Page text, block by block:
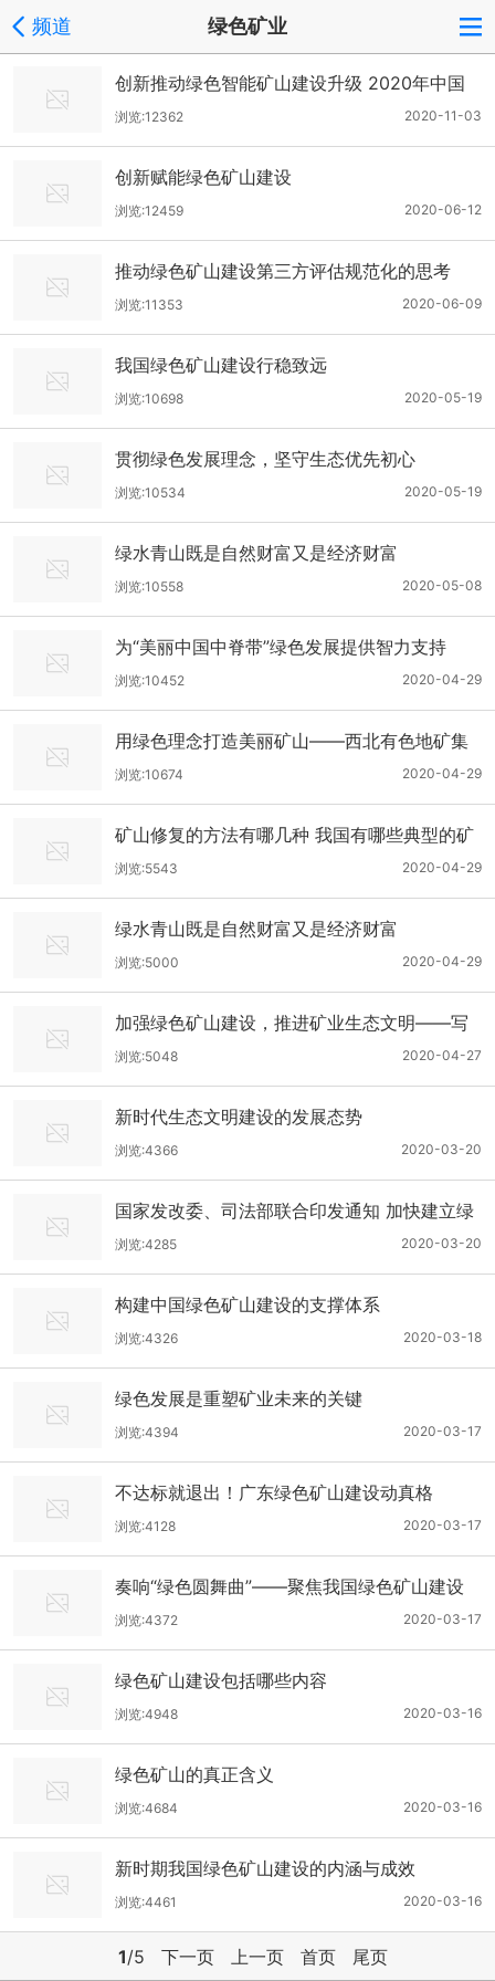
频道 绿色矿业
创新推动绿色智能矿山建设升级 2020年中国
国际一流绿色智能矿山建设高峰论坛12月在济
南召开
2020-11-03
浏览:12362
创新赋能绿色矿山建设
2020-06-12
浏览:12459
推动绿色矿山建设第三方评估规范化的思考
2020-06-09
浏览:11353
我国绿色矿山建设行稳致远
2020-05-19
浏览:10698
贯彻绿色发展理念，坚守生态优先初心
2020-05-19
浏览:10534
绿水青山既是自然财富又是经济财富
2020-05-08
浏览:10558
为“美丽中国中脊带”绿色发展提供智力支持
2020-04-29
浏览:10452
用绿色理念打造美丽矿山——西北有色地矿集
团秦鼎公司绿色矿山建设小记
2020-04-29
浏览:10674
矿山修复的方法有哪几种 我国有哪些典型的矿
山花园
2020-04-29
浏览:5543
绿水青山既是自然财富又是经济财富
2020-04-29
浏览:5000
加强绿色矿山建设，推进矿业生态文明——写
在第51个世界地球日到来之际
2020-04-27
浏览:5048
新时代生态文明建设的发展态势
2020-03-20
浏览:4366
国家发改委、司法部联合印发通知 加快建立绿
色生产和消费法规政策体系
2020-03-20
浏览:4285
构建中国绿色矿山建设的支撑体系
2020-03-18
浏览:4326
绿色发展是重塑矿业未来的关键
2020-03-17
浏览:4394
不达标就退出！广东绿色矿山建设动真格
2020-03-17
浏览:4128
奏响“绿色圆舞曲”——聚焦我国绿色矿山建设
2020-03-17
浏览:4372
绿色矿山建设包括哪些内容
2020-03-16
浏览:4948
绿色矿山的真正含义
2020-03-16
浏览:4684
新时期我国绿色矿山建设的内涵与成效
2020-03-16
浏览:4461
1/5 下一页 上一页 首页 尾页